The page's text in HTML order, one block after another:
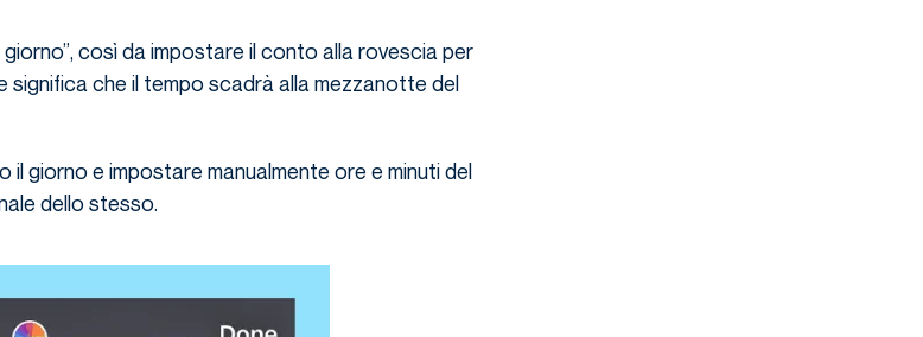
così da impostare il conto alla rovescia per
significa che il tempo scadrà alla mezzanotte del
il giorno e impostare manualmente ore e minuti del
dello stesso.